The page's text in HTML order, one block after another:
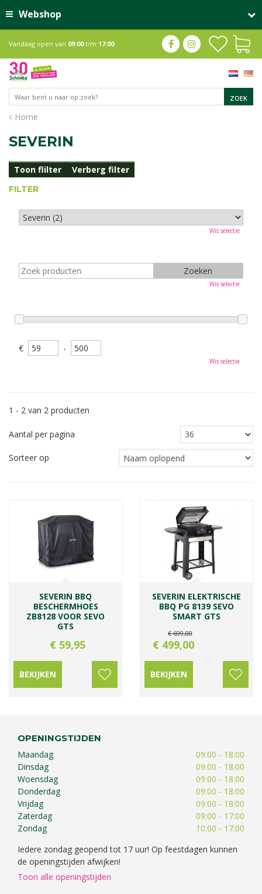
Webshop
Home
Vandaag open van 09:00t/m 17:00
SEVERIN
Toon flilter Verberg filter
FILTER
Wis selectie
Wis selectie
€ -
Wis selectie
1 - 2 van 2 producten
Aantal per pagina
Sorteer op
SEVERIN BBQ
BESCHERMHOES
ZB8128 VOOR SEVO
GTS
€ 59,95
BEKIJKEN
SEVERIN ELEKTRISCHE
BBQ PG 8139 SEVO
SMART GTS
€ 699,00
€ 499,00
BEKIJKEN
OPENINGSTIJDEN
Maandag
09:00 - 18:00
Dinsdag
09:00 - 18:00
Woensdag
09:00 - 18:00
Donderdag
09:00 - 18:00
Vrijdag
09:00 - 18:00
Zaterdag
09:00 - 17:00
Zondag
10:00 - 17:00
Iedere zondag geopend tot 17 uur! Op feestdagen kunnen
de openingstijden afwijken!
Toon alle openingstijden